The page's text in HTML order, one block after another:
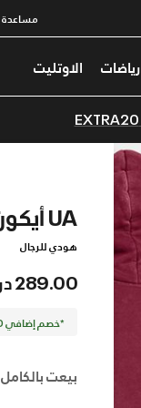
مساعدة
رياضات الاوتليت
UA أيكون هيفي-ويت فليس واش
هودي للرجال
289.00 درهم
*خصم إضافي 20%. كود الخصم: EXTRA20
بيعت بالكامل